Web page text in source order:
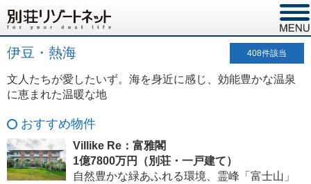
伊豆・熱海 408件該当
文人たちが愛したいず。海を身近に感じ、効能豊かな温泉
に恵まれた温暖な地
おすすめ物件
Villike Re：富雅閣
1億7800万円（別荘・一戸建て）
自然豊かな緑あふれる環境、霊峰「富士山」